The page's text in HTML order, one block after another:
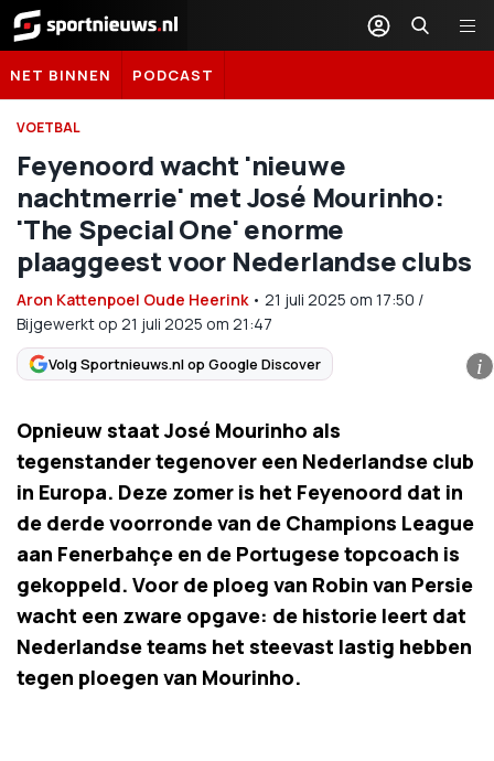
Sportnieuws.nl
NET BINNEN PODCAST
VOETBAL
Feyenoord wacht 'nieuwe
nachtmerrie' met José Mourinho:
'The Special One' enorme
plaaggeest voor Nederlandse clubs
Aron Kattenpoel Oude Heerink• 21 juli 2025 om 17:50 /
Bijgewerkt op 21 juli 2025 om 21:47
Volg Sportnieuws.nl op Google Discover i
Opnieuw staat José Mourinho als
tegenstander tegenover een Nederlandse club
in Europa. Deze zomer is het Feyenoord dat in
de derde voorronde van de Champions League
aan Fenerbahçe en de Portugese topcoach is
gekoppeld. Voor de ploeg van Robin van Persie
wacht een zware opgave: de historie leert dat
Nederlandse teams het steevast lastig hebben
tegen ploegen van Mourinho.